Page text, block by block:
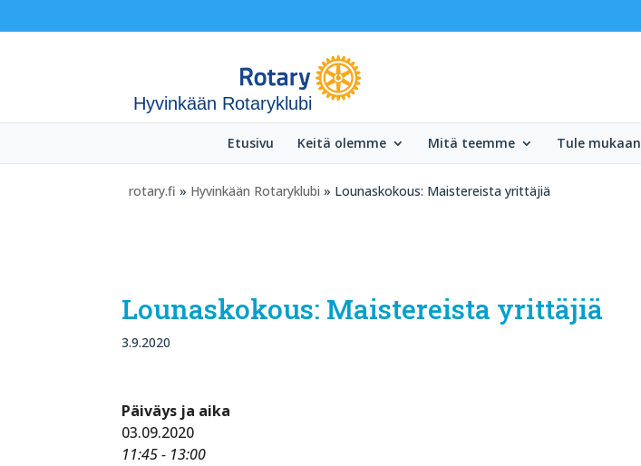
Hyvinkään Rotaryklubi
Etusivu Keitä olemme Mitä teemme Tule mukaan
rotary.fi » Hyvinkään Rotaryklubi » Lounaskokous: Maistereista yrittäjiä
Lounaskokous: Maistereista yrittäjiä
3.9.2020
Päiväys ja aika
03.09.2020
11:45 - 13:00